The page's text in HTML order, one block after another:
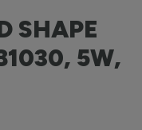
SHAPE
5W,